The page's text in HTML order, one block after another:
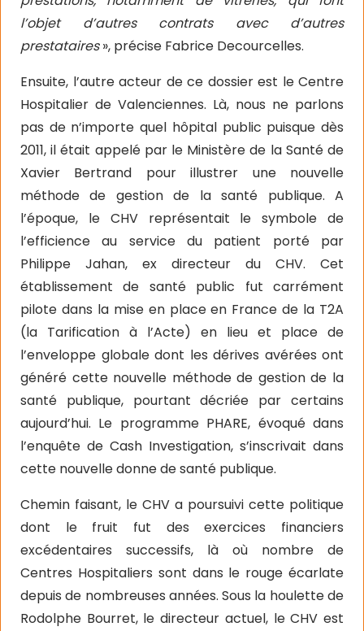
l’objet d’autres contrats avec d’autres
prestataires», précise Fabrice Decourcelles.
Ensuite, l’autre acteur de ce dossier est le Centre
Hospitalier de Valenciennes. Là, nous ne parlons
pas de n’importe quel hôpital public puisque dès
2011, il était appelé par le Ministère de la Santé de
Xavier Bertrand pour illustrer une nouvelle
méthode de gestion de la santé publique. A
l’époque, le CHV représentait le symbole de
l’efficience au service du patient porté par
Philippe Jahan, ex directeur du CHV. Cet
établissement de santé public fut carrément
pilote dans la mise en place en France de la T2A
(la Tarification à l’Acte) en lieu et place de
l’enveloppe globale dont les dérives avérées ont
généré cette nouvelle méthode de gestion de la
santé publique, pourtant décriée par certains
aujourd’hui. Le programme PHARE, évoqué dans
l’enquête de Cash Investigation, s’inscrivait dans
cette nouvelle donne de santé publique.
Chemin faisant, le CHV a poursuivi cette politique
dont le fruit fut des exercices financiers
excédentaires successifs, là où nombre de
Centres Hospitaliers sont dans le rouge écarlate
depuis de nombreuses années. Sous la houlette de
Rodolphe Bourret, le directeur actuel, le CHV est